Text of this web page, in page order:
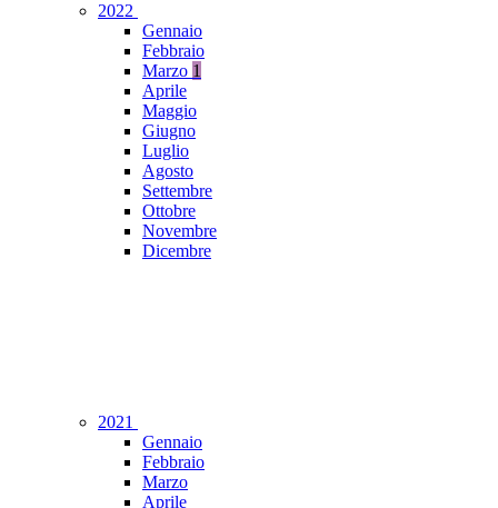
2022
Gennaio
Febbraio
Marzo 1
Aprile
Maggio
Giugno
Luglio
Agosto
Settembre
Ottobre
Novembre
Dicembre
2021
Gennaio
Febbraio
Marzo
Aprile